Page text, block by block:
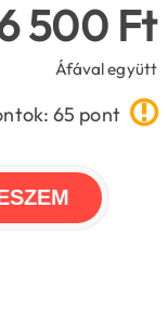
500 Ft
Áfával együtt
65 pont